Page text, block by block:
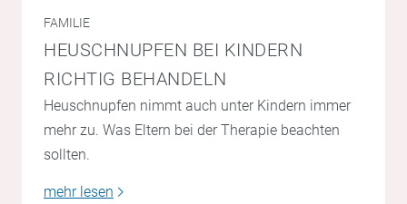
FAMILIE
HEUSCHNUPFEN BEI KINDERN
RICHTIG BEHANDELN
Heuschnupfen nimmt auch unter Kindern immer
mehr zu. Was Eltern bei der Therapie beachten
sollten.
mehr lesen